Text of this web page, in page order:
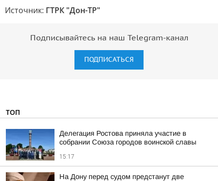
Источник: ГТРК "Дон-ТР"
Подписывайтесь на наш Telegram-канал
ПОДПИСАТЬСЯ
ТОП
Делегация Ростова приняла участие в
собрании Союза городов воинской славы
15:17
На Дону перед судом предстанут две